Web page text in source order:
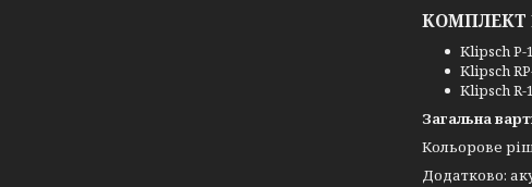
КОМПЛЕКТ
Klipsch P-
Klipsch
Klipsch R-
Загальна
Кольорове
Додатково: